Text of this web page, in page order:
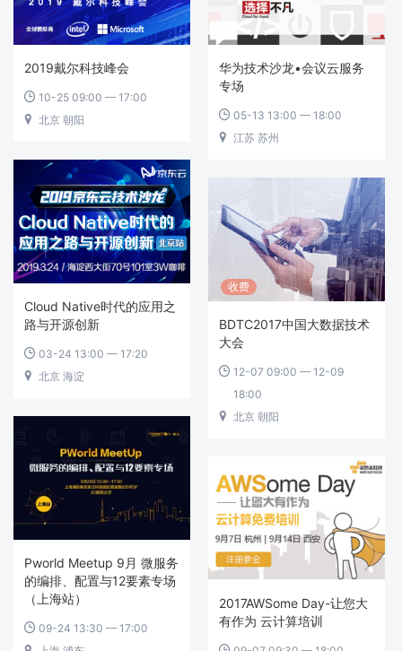
2019戴尔科技峰会
 10-25 09:00 — 17:00
 北京 朝阳
华为技术沙龙•会议云服务
专场
 05-13 13:00 — 18:00
 江苏 苏州
Cloud Native时代的应用之
路与开源创新
 03-24 13:00 — 17:20
 北京 海淀
收费
BDTC2017中国大数据技术
大会
 12-07 09:00 — 12-09
18:00
 北京 朝阳
Pworld Meetup 9月 微服务
的编排、配置与12要素专场
（上海站）
 09-24 13:30 — 17:00
2017AWSome Day-让您大
有作为 云计算培训